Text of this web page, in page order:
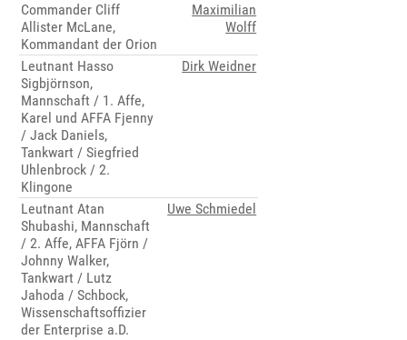
Commander Cliff
Allister McLane,
Kommandant der Orion
Maximilian
Wolff
Leutnant Hasso
Sigbjörnson,
Mannschaft / 1. Affe,
Karel und AFFA Fjenny
/ Jack Daniels,
Tankwart / Siegfried
Uhlenbrock / 2.
Klingone
Dirk Weidner
Leutnant Atan
Shubashi, Mannschaft
/ 2. Affe, AFFA Fjörn /
Johnny Walker,
Tankwart / Lutz
Jahoda / Schbock,
Wissenschaftsoffizier
der Enterprise a.D.
Uwe Schmiedel